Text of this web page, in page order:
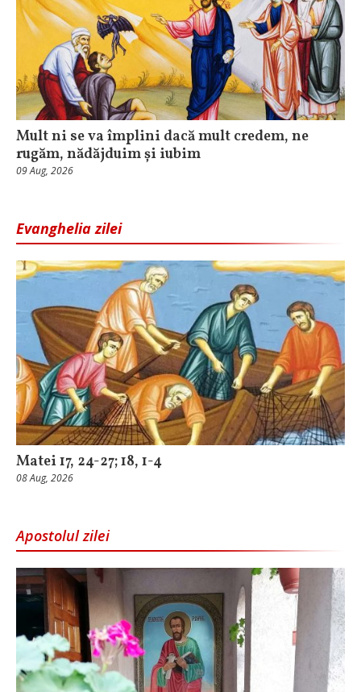
Mult ni se va împlini dacă mult credem, ne
rugăm, nădăjduim și iubim
09 Aug, 2026
Evanghelia zilei
Matei 17, 24-27; 18, 1-4
08 Aug, 2026
Apostolul zilei